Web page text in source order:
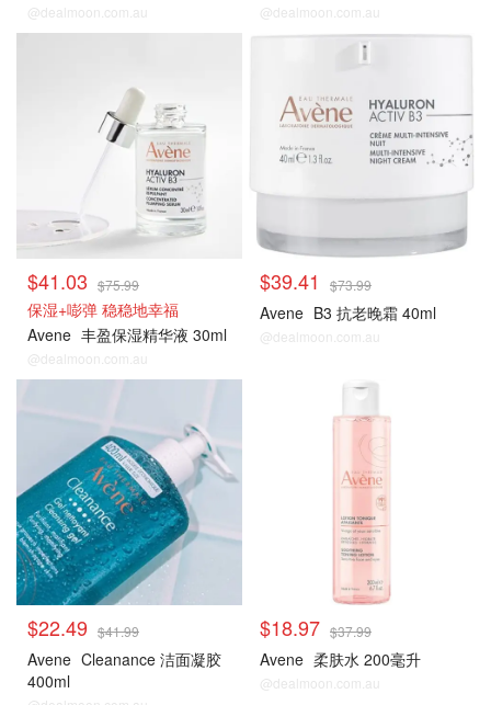
@dealmoon.com.au @dealmoon.com.au
$41.03 $75.99
保湿+嘭弹 稳稳地幸福
Avene 丰盈保湿精华液 30ml
@dealmoon.com.au
$39.41 $73.99
Avene B3 抗老晚霜 40ml
@dealmoon.com.au
$22.49 $41.99
Avene Cleanance 洁面凝胶
400ml
$18.97 $37.99
Avene 柔肤水 200毫升
@dealmoon.com.au